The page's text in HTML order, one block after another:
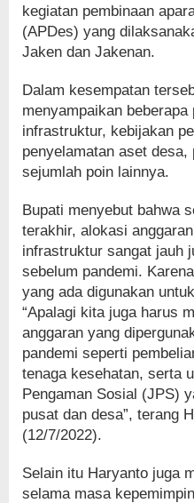
kegiatan pembinaan
(APDes) yang
Jaken dan Jakenan.
Dalam kesempatan
menyampaikan
infrastruktur, kebijakan
penyelamatan aset desa,
sejumlah poin lainnya.
Bupati menyebut bahwa
terakhir, alokasi
infrastruktur sangat jauh
sebelum pandemi.
yang ada digunakan
“Apalagi kita juga harus
anggaran yang
pandemi seperti
tenaga kesehatan, serta
Pengaman Sosial (JPS)
pusat dan desa”, terang
(12/7/2022).
Selain itu Haryanto juga
selama masa